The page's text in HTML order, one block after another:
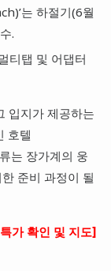
는 하절기(6월
.
티탭 및 어댑터
입지가 제공하는
호텔
는 장가계의 웅
준비 과정이 될
가 확인 및 지도]